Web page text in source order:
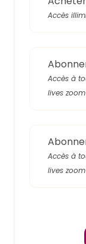
Accès
Accès à
lives zoom
Accès à
lives zoom